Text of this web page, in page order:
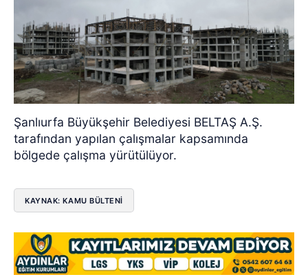
Şanlıurfa Büyükşehir Belediyesi BELTAŞ A.Ş.
tarafından yapılan çalışmalar kapsamında
bölgede çalışma yürütülüyor.
KAYNAK: KAMU BÜLTENİ